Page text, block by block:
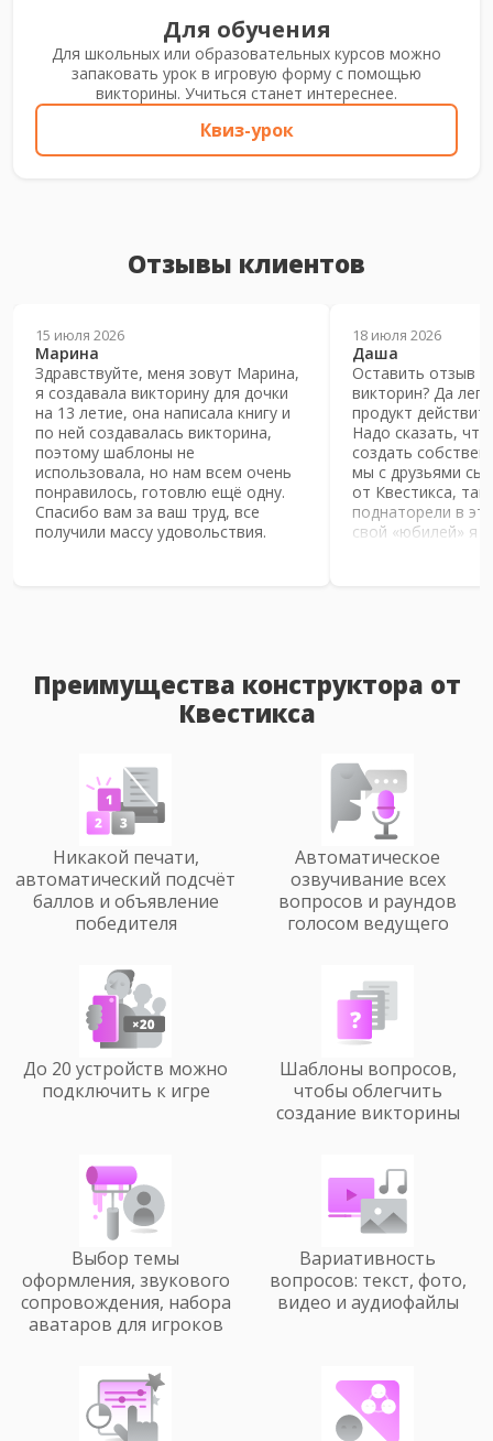
Для обучения
Для школьных или образовательных курсов можно
запаковать урок в игровую форму с помощью
викторины. Учиться станет интереснее.
Квиз-урок
Отзывы клиентов
15 июля 2026
Марина
Здравствуйте, меня зовут Марина,
я создавала викторину для дочки
на 13 летие, она написала книгу и
по ней создавалась викторина,
поэтому шаблоны не
использовала, но нам всем очень
понравилось, готовлю ещё одну.
Спасибо вам за ваш труд, все
получили массу удовольствия.
18 июля 2026
Даша
Оставить отзыв о
викторин? Да
продукт
Надо сказать,
создать
мы с друзьями
от Квестикса,
поднаторели в
свой «юбилей» я
это
удобный
легко
К тому же, для
делать это
подсказок, как
интересной,
игры выбрать и
раунда можно
количество
что можно
картинки, аудио
вот эти все
удобно и здорово
Все гости
довольны таким
сказали, что
то подобное
родственники
тем, как играть
общем, люблю
благодарю за
составлять
для себя и друзей!
Преимущества конструктора от
Квестикса
Никакой печати,
автоматический подсчёт
баллов и объявление
победителя
Автоматическое
озвучивание всех
вопросов и раундов
голосом ведущего
До 20 устройств можно
подключить к игре
Шаблоны вопросов,
чтобы облегчить
создание викторины
Выбор темы
оформления, звукового
сопровождения, набора
аватаров для игроков
Вариативность
вопросов: текст, фото,
видео и аудиофайлы